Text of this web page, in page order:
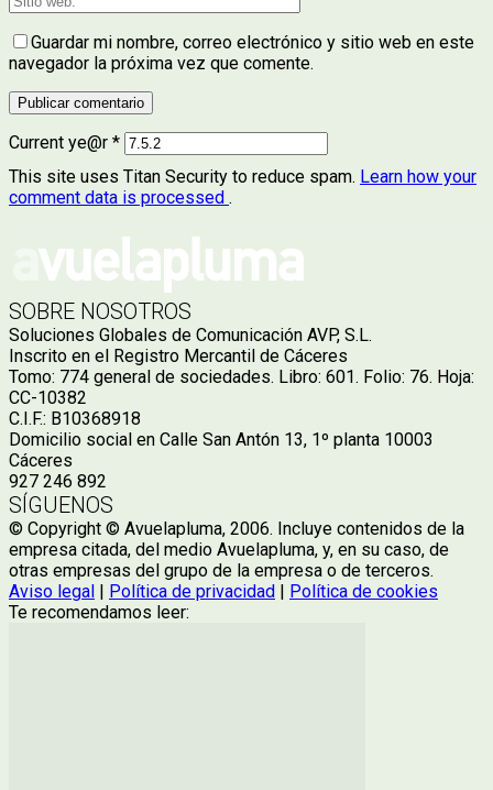
Guardar mi nombre, correo electrónico y sitio web en este
navegador la próxima vez que comente.
Current ye@r *
This site uses Titan Security to reduce spam. Learn how your
comment data is processed .
SOBRE NOSOTROS
Soluciones Globales de Comunicación AVP, S.L.
Inscrito en el Registro Mercantil de Cáceres
Tomo: 774 general de sociedades. Libro: 601. Folio: 76. Hoja:
CC-10382
C.I.F.: B10368918
Domicilio social en Calle San Antón 13, 1º planta 10003
Cáceres
927 246 892
SÍGUENOS
© Copyright © Avuelapluma, 2006. Incluye contenidos de la
empresa citada, del medio Avuelapluma, y, en su caso, de
otras empresas del grupo de la empresa o de terceros.
Aviso legal
Política de privacidad
Política de cookies
Te recomendamos leer: